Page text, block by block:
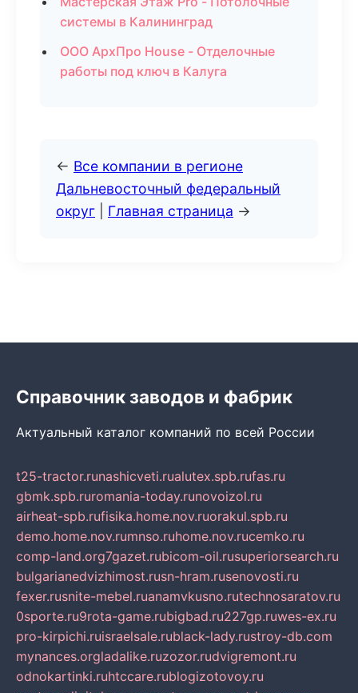
системы в Калининград
ООО АрхПро House - Отделочные
работы под ключ в Калуга
← Все компании в регионе
Дальневосточный федеральный
округ
Главная страница →
Справочник заводов и фабрик
Актуальный каталог компаний по всей России
t25-tractor.runashicveti.rualutex.spb.rufas.ru
gbmk.spb.ruromania-today.runovoizol.ru
airheat-spb.rufisika.home.nov.ruorakul.spb.ru
demo.home.nov.rumnso.ruhome.nov.rucemko.ru
comp-land.org7gazet.rubicom-oil.rusuperiorsearch.ru
bulgarianedvizhimost.rusn-hram.rusenovosti.ru
fexer.rusnite-mebel.ruanamvkusno.rutechnosaratov.ru
0sporte.ru9rota-game.rubigbad.ru227gp.ruwes-ex.ru
pro-kirpichi.ruisraelsale.rublack-lady.rustroy-db.com
mynances.orgladalike.ruzozor.rudvigremont.ru
odnokartinki.ruhtccare.rublogizotovoy.ru